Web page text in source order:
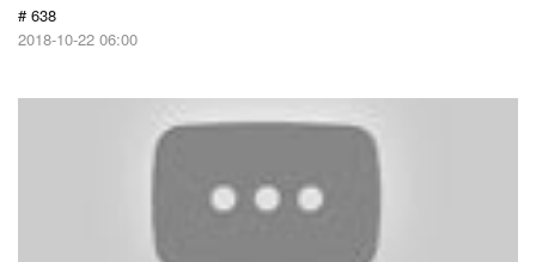
# 638
2018-10-22 06:00